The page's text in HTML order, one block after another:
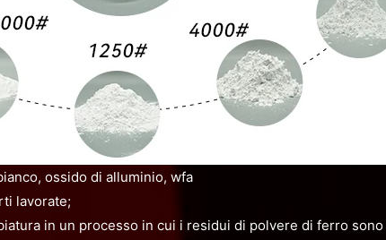
ossido di alluminio, wfa
lavorate;
in un processo in cui i residui di polvere di ferro